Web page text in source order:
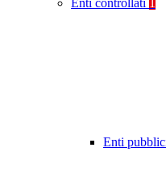
Enti controllati 1
Enti